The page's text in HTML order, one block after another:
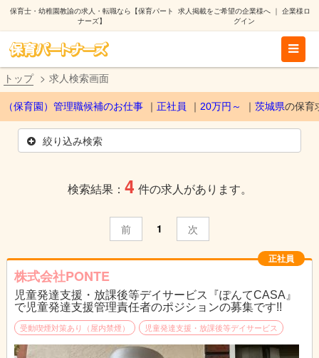
保育士・幼稚園教諭の求人・転職なら【保育パート
ナーズ】
求人掲載をご希望の企業様へ｜ 企業様ロ
グイン
トップ 求人検索画面
（保育園）管理職候補のお仕事 正社員 20万円～ 茨城県の保育
絞り込み検索
検索結果： 4 件の求人があります。
前 1 次
正社員
株式会社PONTE
児童発達支援・放課後等デイサービス『ぽんてCASA』
で児童発達支援管理責任者のポジションの募集です!!
受動喫煙対策あり（屋内禁煙） 児童発達支援・放課後等デイサービス